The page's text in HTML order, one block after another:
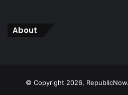
About
© Copyright 2026,